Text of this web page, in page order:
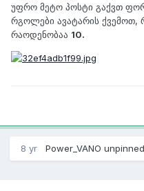
უფრო მეტო პოსტი გაქვთ
რგოლები ავატარის ქვემოთ,
რაოდენობაა 10.
8 yr Power_VANO